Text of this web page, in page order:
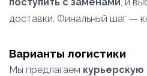
доставки. Финальный шаг —
Варианты логистики
Мы предлагаем курьерскую